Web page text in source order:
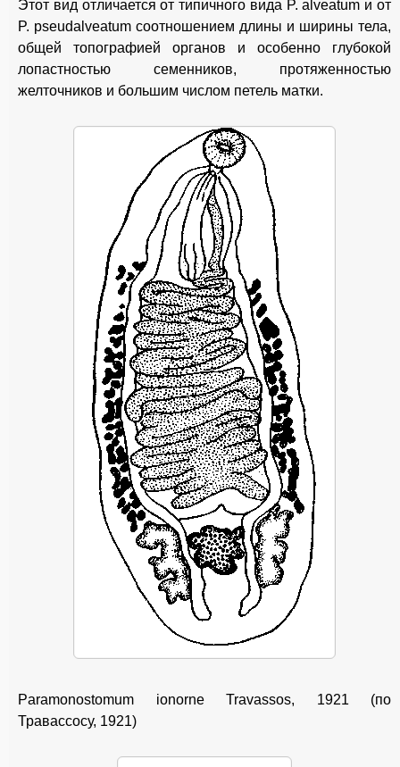
Этот вид отличается от типичного вида P. alveatum и от
P. pseudalveatum соотношением длины и ширины тела,
общей топографией органов и особенно глубокой
лопастностью семенников, протяженностью
желточников и большим числом петель матки.
Paramonostomum ionorne Travassos, 1921 (по
Травассосу, 1921)